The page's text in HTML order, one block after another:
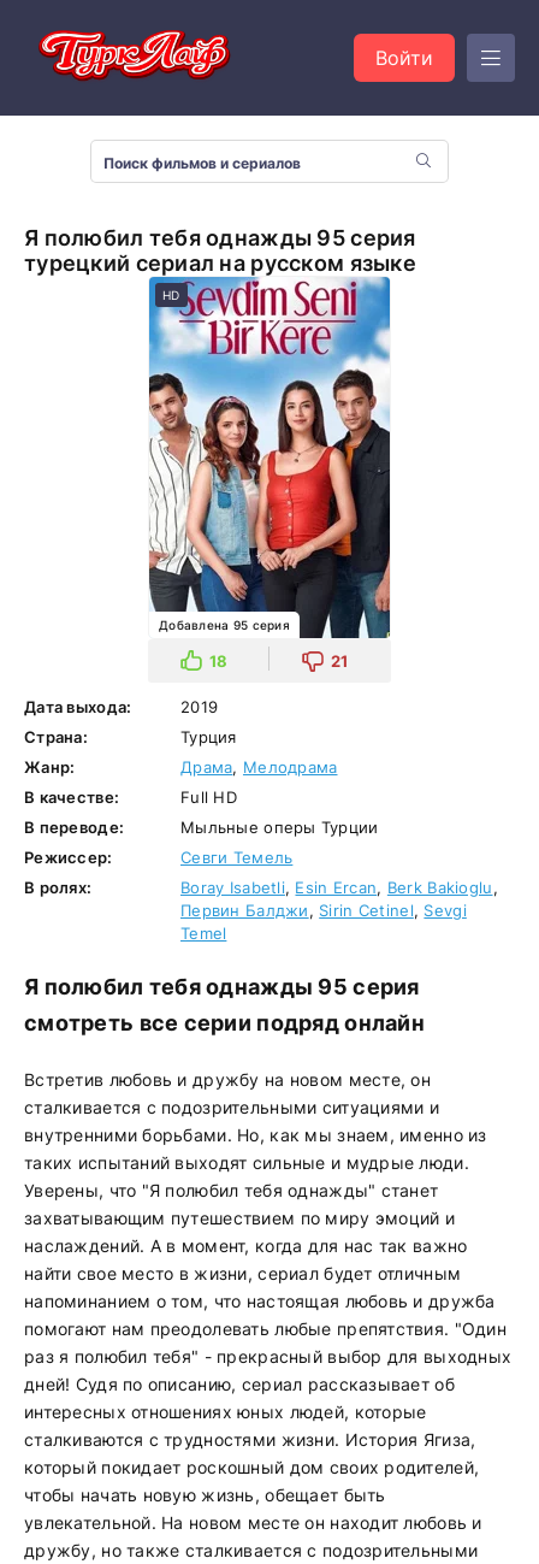
Войти
Я полюбил тебя однажды 95 серия
турецкий сериал на русском языке
HD
Добавлена 95 серия
18 21
Дата выхода:
2019
Страна:
Турция
Жанр:
Драма, Мелодрама
В качестве:
Full HD
В переводе:
Мыльные оперы Турции
Режиссер:
Севги Темель
В ролях:
Boray Isabetli, Esin Ercan, Berk Bakioglu,
Первин Балджи, Sirin Cetinel, Sevgi
Temel
Я полюбил тебя однажды 95 серия
смотреть все серии подряд онлайн
Встретив любовь и дружбу на новом месте, он
сталкивается с подозрительными ситуациями и
внутренними борьбами. Но, как мы знаем, именно из
таких испытаний выходят сильные и мудрые люди.
Уверены, что "Я полюбил тебя однажды" станет
захватывающим путешествием по миру эмоций и
наслаждений. А в момент, когда для нас так важно
найти свое место в жизни, сериал будет отличным
напоминанием о том, что настоящая любовь и дружба
помогают нам преодолевать любые препятствия. "Один
раз я полюбил тебя" - прекрасный выбор для выходных
дней! Судя по описанию, сериал рассказывает об
интересных отношениях юных людей, которые
сталкиваются с трудностями жизни. История Ягиза,
который покидает роскошный дом своих родителей,
чтобы начать новую жизнь, обещает быть
увлекательной. На новом месте он находит любовь и
дружбу, но также сталкивается с подозрительными